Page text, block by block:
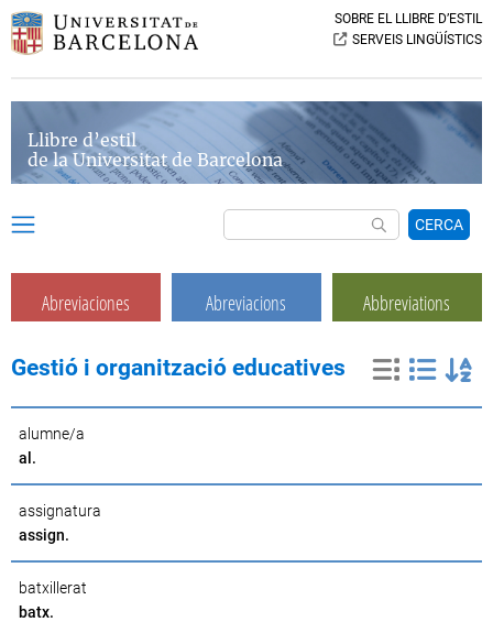
SOBRE EL LLIBRE D’ESTIL
SERVEIS LINGÜÍSTICS
Llibre d’estil
de la Universitat de Barcelona
CERCA
Abreviaciones Abreviacions Abbreviations
Gestió i organització educatives
alumne/a
al.
assignatura
assign.
batxillerat
batx.